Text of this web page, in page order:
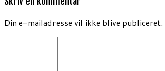
Din e-mailadresse vil ikke blive publiceret.